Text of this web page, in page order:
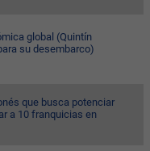
global (Quintín
su desembarco)
que busca potenciar
a 10 franquicias en